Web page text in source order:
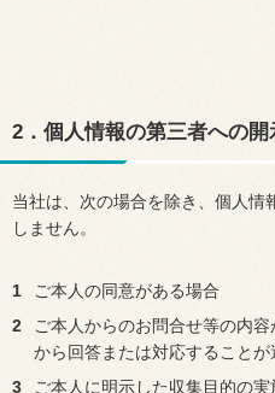
2．個人情報の第三者への開
当社は、次の場合を除き、個人情
しません。
1
ご本人の同意がある場合
2
ご本人からのお問合せ等の内
から回答または対応すること
3
ご本人に明示した収集目的の